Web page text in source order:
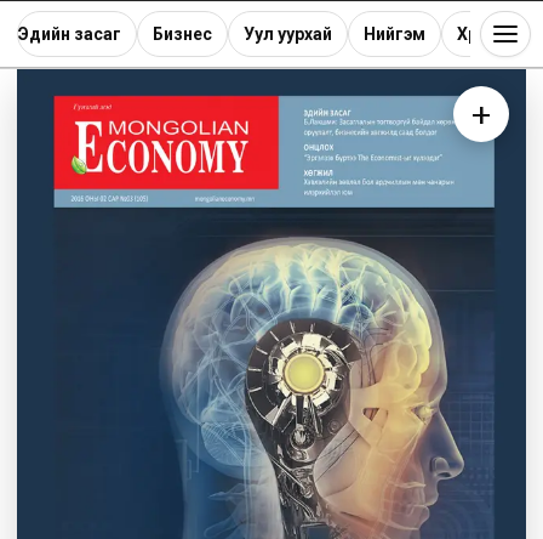
Эдийн засаг Бизнес Уул уурхай Нийгэм Хөрөнгө
+